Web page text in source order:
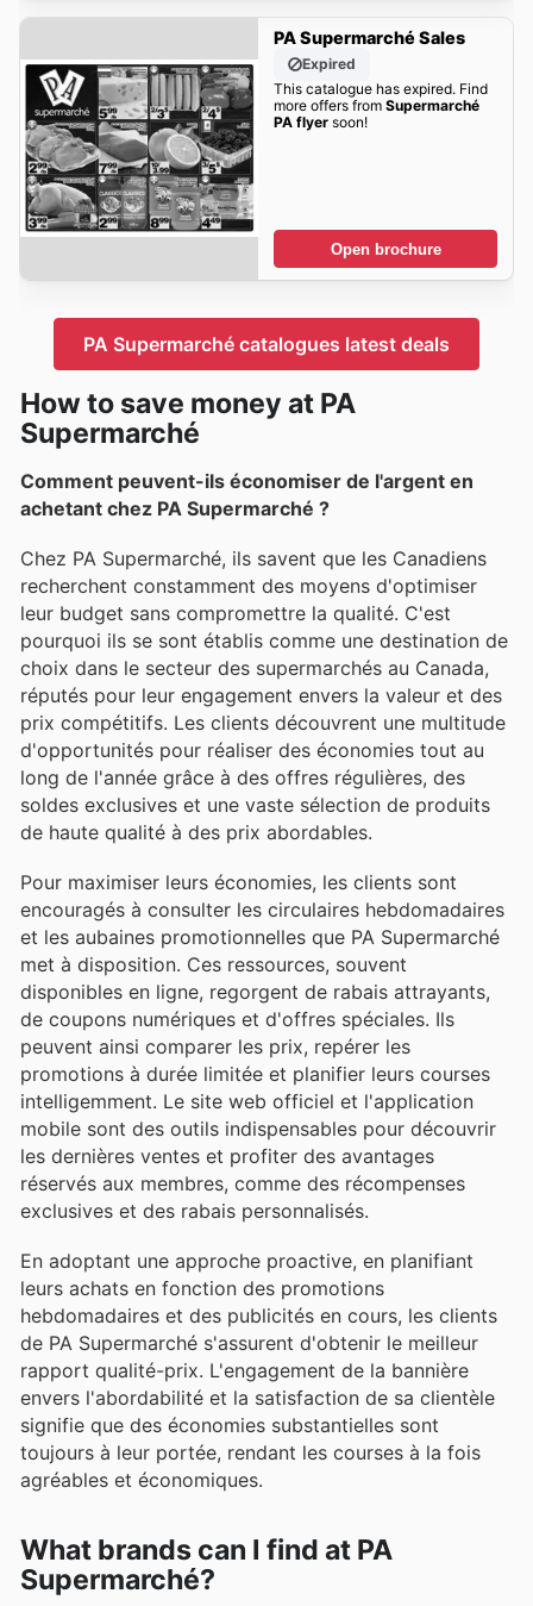
PA Supermarché Sales
Expired
This catalogue has expired. Find
more offers from Supermarché
PA flyersoon!
Open brochure
PA Supermarché catalogues latest deals
How to save money at PA
Supermarché
Comment peuvent-ils économiser de l'argent en
achetant chez PA Supermarché ?
Chez PA Supermarché, ils savent que les Canadiens
recherchent constamment des moyens d'optimiser
leur budget sans compromettre la qualité. C'est
pourquoi ils se sont établis comme une destination de
choix dans le secteur des supermarchés au Canada,
réputés pour leur engagement envers la valeur et des
prix compétitifs. Les clients découvrent une multitude
d'opportunités pour réaliser des économies tout au
long de l'année grâce à des offres régulières, des
soldes exclusives et une vaste sélection de produits
de haute qualité à des prix abordables.
Pour maximiser leurs économies, les clients sont
encouragés à consulter les circulaires hebdomadaires
et les aubaines promotionnelles que PA Supermarché
met à disposition. Ces ressources, souvent
disponibles en ligne, regorgent de rabais attrayants,
de coupons numériques et d'offres spéciales. Ils
peuvent ainsi comparer les prix, repérer les
promotions à durée limitée et planifier leurs courses
intelligemment. Le site web officiel et l'application
mobile sont des outils indispensables pour découvrir
les dernières ventes et profiter des avantages
réservés aux membres, comme des récompenses
exclusives et des rabais personnalisés.
En adoptant une approche proactive, en planifiant
leurs achats en fonction des promotions
hebdomadaires et des publicités en cours, les clients
de PA Supermarché s'assurent d'obtenir le meilleur
rapport qualité-prix. L'engagement de la bannière
envers l'abordabilité et la satisfaction de sa clientèle
signifie que des économies substantielles sont
toujours à leur portée, rendant les courses à la fois
agréables et économiques.
What brands can I find at PA
Supermarché?